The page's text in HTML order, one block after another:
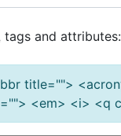
tags and attributes:
title="">
<em> <i> <q